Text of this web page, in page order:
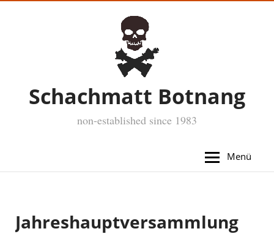
Schachmatt Botnang
non-established since 1983
Menü
Jahreshauptversammlung